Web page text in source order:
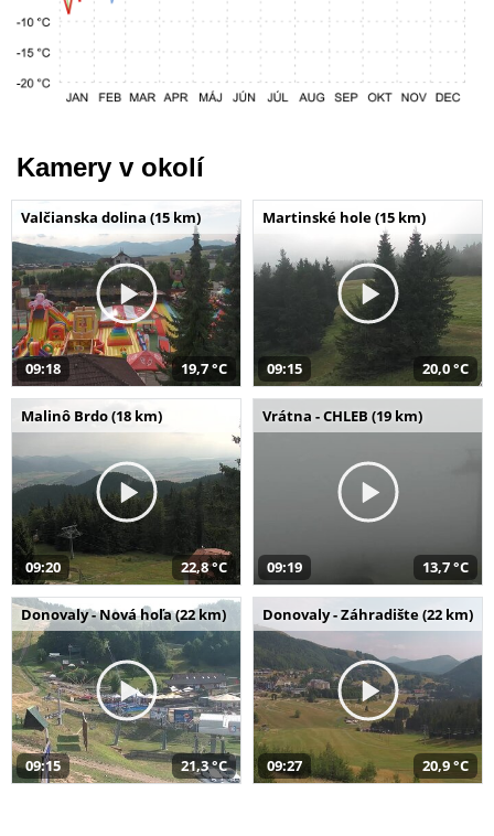
Kamery v okolí
Valčianska dolina (15 km)
09:18 19,7 °C
Martinské hole (15 km)
09:15 20,0 °C
Malinô Brdo (18 km)
09:20 22,8 °C
Vrátna - CHLEB (19 km)
09:19 13,7 °C
Donovaly - Nová hoľa (22 km)
09:15 21,3 °C
Donovaly - Záhradište (22 km)
09:27 20,9 °C